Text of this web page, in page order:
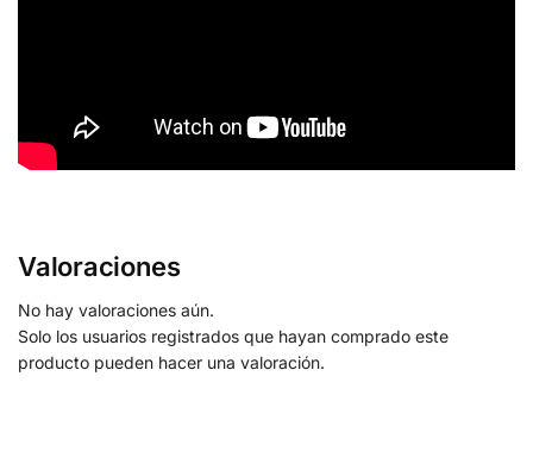
Valoraciones
No hay valoraciones aún.
Solo los usuarios registrados que hayan comprado este
producto pueden hacer una valoración.